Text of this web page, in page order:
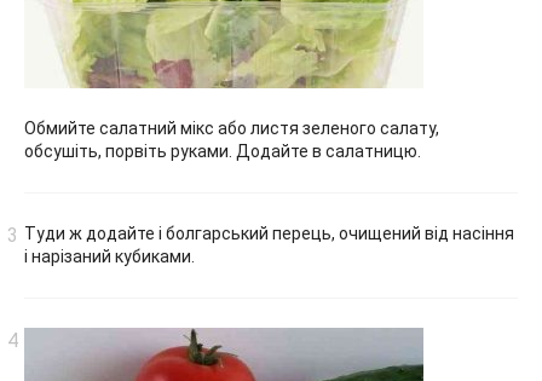
Обмийте салатний мікс або листя зеленого салату,
обсушіть, порвіть руками. Додайте в салатницю.
Туди ж додайте і болгарський перець, очищений від насіння
і нарізаний кубиками.